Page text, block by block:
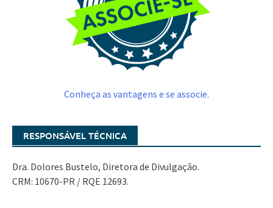
Conheça as vantagens e se associe.
RESPONSÁVEL TÉCNICA
Dra. Dolores Bustelo, Diretora de Divulgação.
CRM: 10670-PR / RQE 12693.